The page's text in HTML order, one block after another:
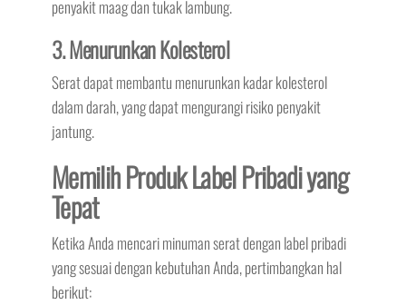
penyakit maag dan tukak lambung.
3. Menurunkan Kolesterol
Serat dapat membantu menurunkan kadar kolesterol
dalam darah, yang dapat mengurangi risiko penyakit
jantung.
Memilih Produk Label Pribadi yang
Tepat
Ketika Anda mencari minuman serat dengan label pribadi
yang sesuai dengan kebutuhan Anda, pertimbangkan hal
berikut: